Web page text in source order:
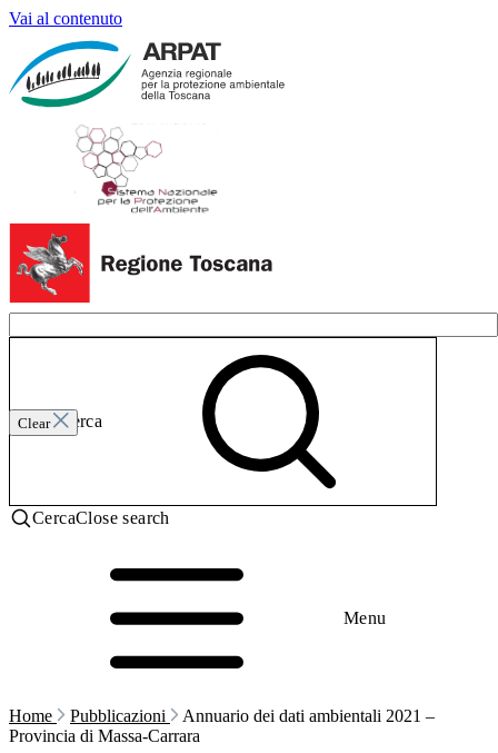
Vai al contenuto
Clear
Invia ricerca
CercaClose search
Menu
Home Pubblicazioni
Annuario dei dati ambientali 2021 –
Provincia di Massa-Carrara